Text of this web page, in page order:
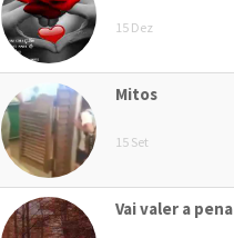
15 Dez
Mitos
15 Set
Vai valer a pena